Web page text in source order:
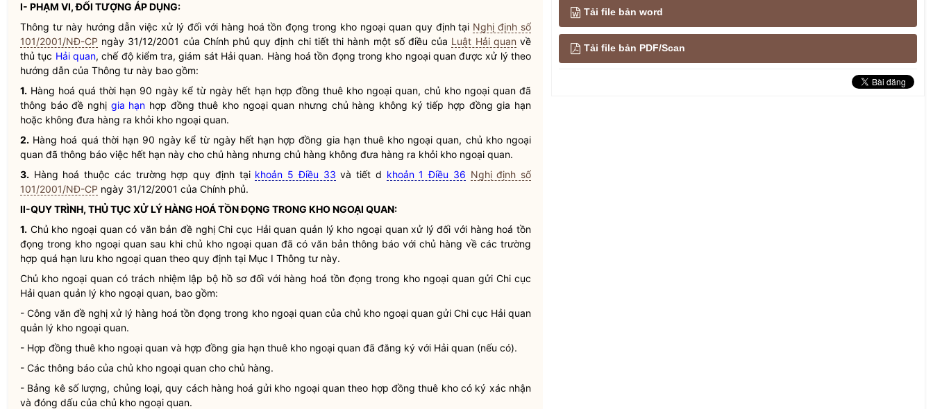
I- PHẠM VI, ĐỐI TƯỢNG ÁP DỤNG:
Thông tư này hướng dẫn việc xử lý đối với hàng hoá tồn đọng trong kho ngoại quan quy định tại Nghị định số
101/2001/NĐ-CP ngày 31/12/2001 của Chính phủ quy định chi tiết thi hành một số điều của Luật Hải quan về
thủ tục Hải quan, chế độ kiểm tra, giám sát Hải quan. Hàng hoá tồn đọng trong kho ngoại quan được xử lý theo
hướng dẫn của Thông tư này bao gồm:
1. Hàng hoá quá thời hạn 90 ngày kể từ ngày hết hạn hợp đồng thuê kho ngoại quan, chủ kho ngoại quan đã
thông báo đề nghị gia hạn hợp đồng thuê kho ngoại quan nhưng chủ hàng không ký tiếp hợp đồnggia hạn
hoặc không đưa hàng ra khỏi kho ngoại quan.
2. Hàng hoá quá thời hạn 90 ngày kể từ ngày hết hạn hợp đồng gia hạnthuê kho ngoại quan, chủ kho ngoại
quan đã thông báo việc hết hạn này cho chủ hàng nhưng chủ hàng không đưa hàng ra khỏi kho ngoại quan.
3. Hàng hoá thuộc các trường hợp quy định tại khoản 5 Điều 33 và tiết d khoản 1 Điều 36 Nghị định số
101/2001/NĐ-CP ngày 31/12/2001 của Chính phủ.
II-QUY TRÌNH, THỦ TỤC XỬ LÝ HÀNG HOÁ TỒN ĐỌNG TRONG KHO NGOẠI QUAN:
1. Chủ kho ngoại quan có văn bản đề nghị Chi cục Hải quan quản lý kho ngoại quan xử lý đối với hàng hoá tồn
đọng trong kho ngoại quan sau khi chủ kho ngoại quan đã có văn bản thông báo với chủ hàng về các trường
hợp quá hạn lưu kho ngoại quan theo quy định tại Mục I Thông tư này.
Chủ kho ngoại quan có trách nhiệm lập bộ hồ sơ đối với hàng hoá tồn đọng trong kho ngoại quan gửi Chi cục
Hải quan quản lý kho ngoại quan, bao gồm:
- Công văn đề nghị xử lý hàng hoá tồn đọng trong kho ngoại quan của chủ kho ngoại quan gửi Chi cục Hải quan
quản lý kho ngoại quan.
- Hợp đồng thuê kho ngoại quan và hợp đồng gia hạn thuê kho ngoại quan đã đăng ký với Hải quan (nếu có).
- Các thông báo của chủ kho ngoại quan cho chủ hàng.
- Bảng kê số lượng, chủng loại, quy cách hàng hoá gửi kho ngoại quan theo hợp đồng thuê kho có ký xác nhận
và đóng dấu của chủ kho ngoại quan.
Tải file bản word
Tải file bản PDF/Scan